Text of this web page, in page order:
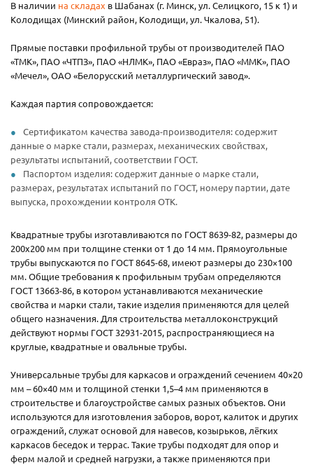
В наличии на складах в Шабанах (г. Минск, ул. Селицкого, 15 к 1) и
Колодищах (Минский район, Колодищи, ул. Чкалова, 51).
Прямые поставки профильной трубы от производителей ПАО
«ТМК», ПАО «ЧТПЗ», ПАО «НЛМК», ПАО «Евраз», ПАО «ММК», ПАО
«Мечел», ОАО «Белорусский металлургический завод».
Каждая партия сопровождается:
Сертификатом качества завода-производителя: содержит
данные о марке стали, размерах, механических свойствах,
результаты испытаний, соответствии ГОСТ.
Паспортом изделия: содержит данные о марке стали,
размерах, результатах испытаний по ГОСТ, номеру партии, дате
выпуска, прохождении контроля ОТК.
Квадратные трубы изготавливаются по ГОСТ 8639-82, размеры до
200х200 мм при толщине стенки от 1 до 14 мм. Прямоугольные
трубы выпускаются по ГОСТ 8645-68, имеют размеры до 230×100
мм. Общие требования к профильным трубам определяются
ГОСТ 13663-86, в котором устанавливаются механические
свойства и марки стали, такие изделия применяются для целей
общего назначения. Для строительства металлоконструкций
действуют нормы ГОСТ 32931-2015, распространяющиеся на
круглые, квадратные и овальные трубы.
Универсальные трубы для каркасов и ограждений сечением 40×20
мм – 60×40 мм и толщиной стенки 1,5–4 мм применяются в
строительстве и благоустройстве самых разных объектов. Они
используются для изготовления заборов, ворот, калиток и других
ограждений, служат основой для навесов, козырьков, лёгких
каркасов беседок и террас. Такие трубы подходят для опор и
ферм малой и средней нагрузки, а также применяются при